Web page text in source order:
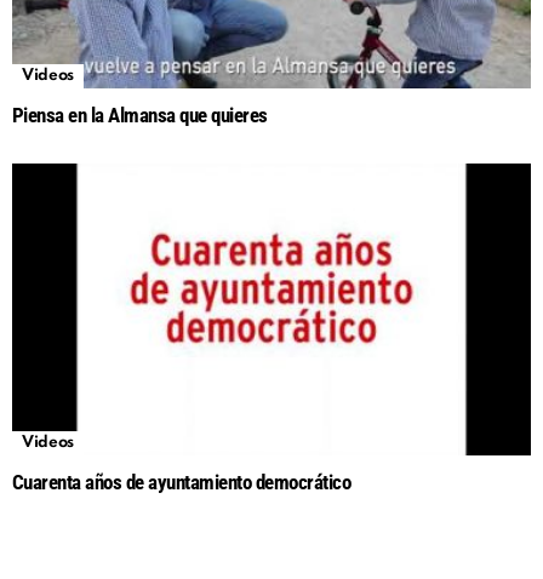
Videos
Piensa en la Almansa que quieres
Videos
Cuarenta años de ayuntamiento democrático